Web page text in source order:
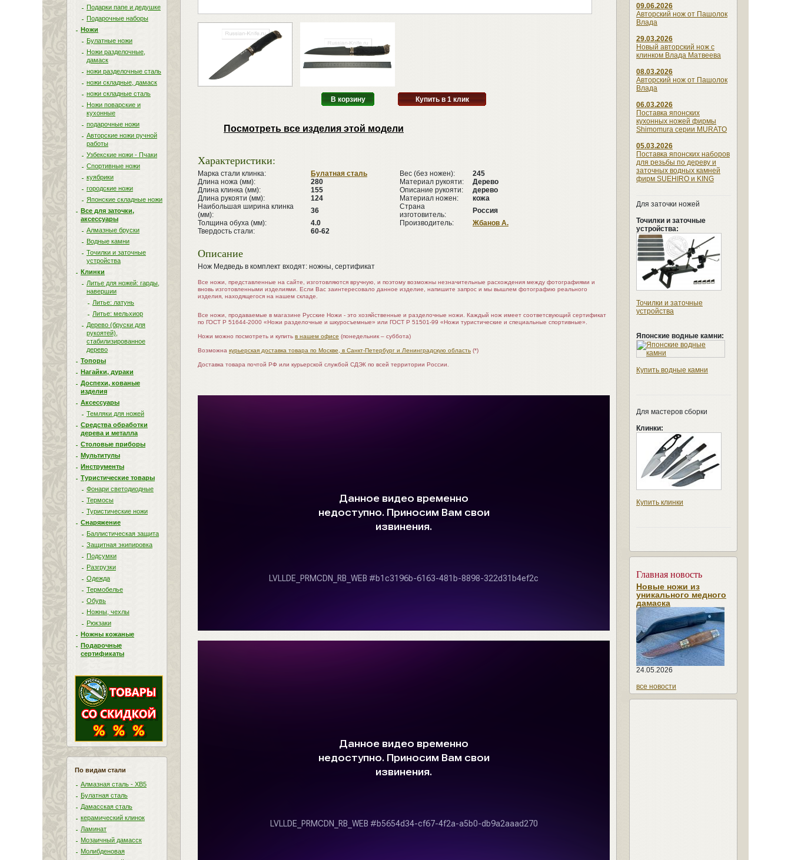
Подарки папе и дедушке
Подарочные наборы
Ножи
Булатные ножи
Ножи разделочные,
дамаск
ножи разделочные сталь
ножи складные, дамаск
ножи складные сталь
Ножи поварские и
кухонные
подарочные ножи
Авторские ножи ручной
работы
Узбекские ножи - Пчаки
Спортивные ножи
куябрики
городские ножи
Японские складные ножи
Все для заточки,
аксессуары
Алмазные бруски
Водные камни
Точилки и заточные
устройства
Клинки
Литье для ножей: гарды,
навершии
Литье: латунь
Литье: мельхиор
Дерево (бруски для
рукоятей),
стабилизированное
дерево
Топоры
Нагайки, дураки
Доспехи, кованые
изделия
Аксессуары
Темляки для ножей
Средства обработки
дерева и металла
Столовые приборы
Мультитулы
Инструменты
Туристические товары
Фонари светодиодные
Термосы
Туристические ножи
Снаряжение
Баллистическая защита
Защитная экипировка
Подсумки
Разгрузки
Одежда
Термобелье
Обувь
Ножны, чехлы
Рюкзаки
Ножны кожаные
Подарочные
сертификаты
По видам стали
Алмазная сталь - ХВ5
Булатная сталь
Дамасская сталь
керамический клинок
Ламинат
Мозаичный дамасск
Молибденовая
В корзину Купить в 1 клик
Посмотреть все изделия этой модели
Характеристики:
Марка стали клинка:
Булатная сталь
Длина ножа (мм):
280
Длина клинка (мм):
155
Длина рукояти (мм):
124
Наибольшая ширина клинка
(мм):
36
Толщина обуха (мм):
4.0
Твердость стали:
60-62
Вес (без ножен):
245
Материал рукояти:
Дерево
Описание рукояти:
дерево
Материал ножен:
кожа
Страна
изготовитель:
Россия
Производитель:
Жбанов А.
Описание
Нож Медведь в комплект входят: ножны, сертификат
Все ножи, представленные на сайте, изготовляются вручную, и поэтому возможны незначительные расхождения между фотографиями и
вновь изготовленными изделиями. Если Вас заинтересовало данное изделие, напишите запрос и мы вышлем фотографию реального
изделия, находящегося на нашем складе.
Все ножи, продаваемые в магазине Русские Ножи - это хозяйственные и разделочные ножи. Каждый нож имеет соответсвующий сертификат
по ГОСТ Р 51644-2000 «Ножи разделочные и шкуросъемные» или ГОСТ Р 51501-99 «Ножи туристические и специальные спортивные».
Ножи можно посмотреть и купить в нашем офисе (понедельник – суббота)
Возможна курьерская доставка товара по Москве, в Санкт-Петербург и Ленинградскую область (*)
Доставка товара почтой РФ или курьерской службой СДЭК по всей территории России.
09.06.2026
Авторский нож от Пашолок
Влада
29.03.2026
Новый авторский нож с
клинком Влада Матвеева
08.03.2026
Авторский нож от Пашолок
Влада
06.03.2026
Поставка японских
кухонных ножей фирмы
Shimomura серии MURATO
05.03.2026
Поставка японских наборов
для резьбы по дереву и
заточных водных камней
фирм SUEHIRO и KING
Для заточки ножей
Точилки и заточные
устройства:
Точилки и заточные
устройства
Японские водные камни:
Купить водные камни
Для мастеров сборки
Клинки:
Купить клинки
Главная новость
Новые ножи из
уникального медного
дамаска
24.05.2026
все новости